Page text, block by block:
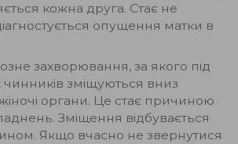
кожна друга. Стає не
опущення матки в
захворювання, за якого під
зміщуються вниз
органи. Це стає причиною
Зміщення відбувається
Якщо вчасно не звернутися